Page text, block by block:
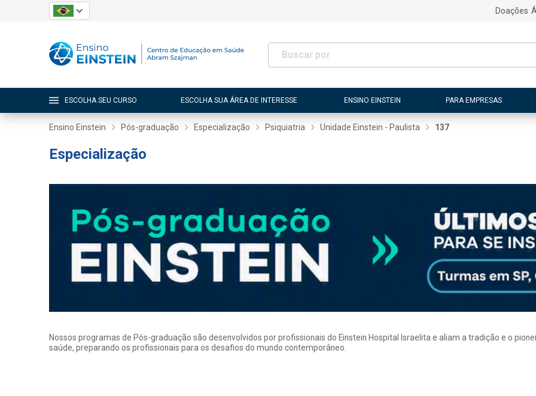
Doações
ESCOLHA SEU CURSO ESCOLHA SUA ÁREA DE INTERESSE ENSINO EINSTEIN PARA EMPRESAS
Ensino Einstein Pós-graduação Especialização Psiquiatria Unidade Einstein - Paulista 137
Especialização
Nossos programas de Pós-graduação são desenvolvidos por profissionais do Einstein Hospital Israelita e aliam a tradição e o
saúde, preparando os profissionais para os desafios do mundo contemporâneo.